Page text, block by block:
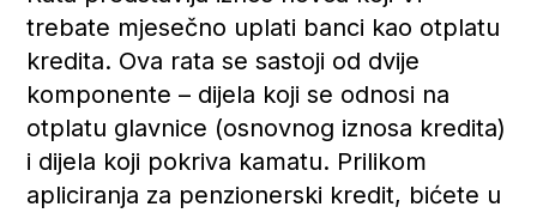
trebate mjesečno uplati banci kao otplatu
kredita. Ova rata se sastoji od dvije
komponente – dijela koji se odnosi na
otplatu glavnice (osnovnog iznosa kredita)
i dijela koji pokriva kamatu. Prilikom
apliciranja za penzionerski kredit, bićete u